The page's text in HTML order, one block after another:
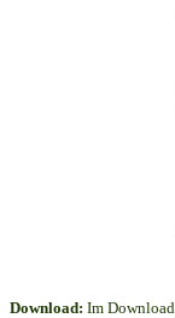
Download: Im